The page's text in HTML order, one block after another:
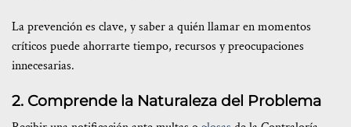
La prevención es clave, y saber a quién llamar en momentos
críticos puede ahorrarte tiempo, recursos y preocupaciones
innecesarias.
2. Comprende la Naturaleza del Problema